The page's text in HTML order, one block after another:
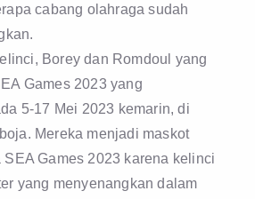
cabang olahraga sudah
Borey dan Romdoul yang
Games 2023 yang
5-17 Mei 2023 kemarin, di
Mereka menjadi maskot
SEA Games 2023 karena kelinci
yang menyenangkan dalam